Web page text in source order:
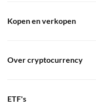
Kopen en verkopen
Over cryptocurrency
ETF's